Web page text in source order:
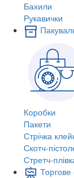
Бахили
Рукавички
Коробки
Пакети
Стрічка
Скотч-
Стретч-